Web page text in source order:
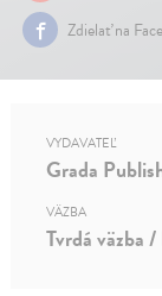
Zdielať na
VYDAVATEĽ
Grada
VÄZBA
Tvrdá väzba